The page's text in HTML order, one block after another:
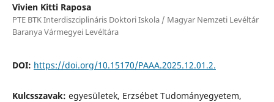
Vivien Kitti Raposa
PTE BTK Interdiszciplináris Doktori Iskola / Magyar Nemzeti Levéltár
Baranya Vármegyei Levéltára
DOI: https://doi.org/10.15170/PAAA.2025.12.01.2.
Kulcsszavak: egyesületek, Erzsébet Tudományegyetem,